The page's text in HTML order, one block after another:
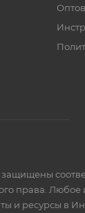
защищены
права.
и ресурсы в